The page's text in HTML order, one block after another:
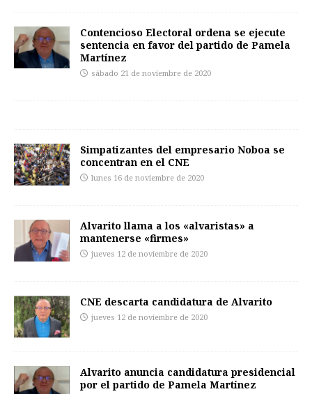
Contencioso Electoral ordena se ejecute
sentencia en favor del partido de Pamela
Martínez
sábado 21 de noviembre de 2020
Simpatizantes del empresario Noboa se
concentran en el CNE
lunes 16 de noviembre de 2020
Alvarito llama a los «alvaristas» a
mantenerse «firmes»
jueves 12 de noviembre de 2020
CNE descarta candidatura de Alvarito
jueves 12 de noviembre de 2020
Alvarito anuncia candidatura presidencial
por el partido de Pamela Martínez